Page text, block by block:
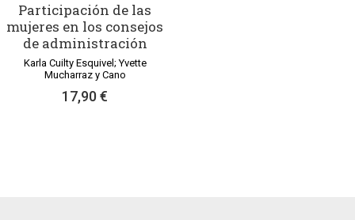
Participación de las
mujeres en los consejos
de administración
Karla Cuilty Esquivel; Yvette
Mucharraz y Cano
17,90 €